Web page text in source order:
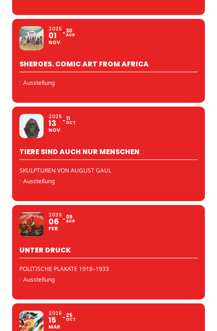
2025
01
NOV
30
AUG
SHEROES. COMIC ART FROM AFRICA
: Ausstellung
2025
13
NOV
11
OCT
TIERE SIND AUCH NUR MENSCHEN
SKULPTUREN VON AUGUST GAUL
: Ausstellung
2026
06
FEB
09
AUG
UNTER DRUCK
POLITISCHE PLAKATE 1918–1933
: Ausstellung
2026
15
MAR
25
OCT